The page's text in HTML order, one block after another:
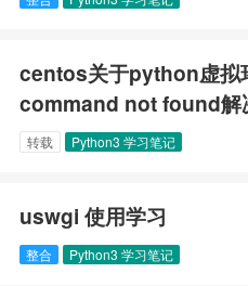
centos关于python虚
command not found解
转载 Python3 学习笔记
uswgi 使用学习
整合 Python3 学习笔记